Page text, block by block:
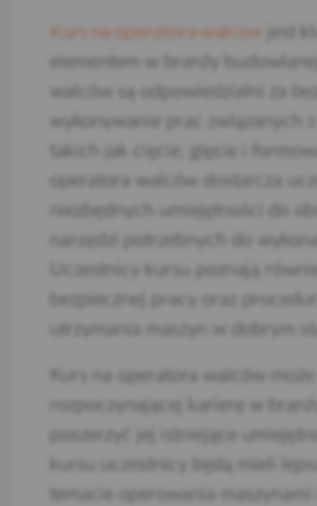
Kurs na operatora walców
jest
elementem w branży
walców są odpowiedzialni za
wykonywanie prac związanych
takich jak cięcie, gięcie i
operatora walców dostarcza
narzędzi potrzebnych do
Uczestnicy kursu poznają
bezpiecznej pracy oraz
utrzymania maszyn w dobrym
Kurs na operatora walców może
rozpoczynającej karierę w
poszerzyć jej istniejące
kursu uczestnicy będą mieli
temacie operowania maszynami